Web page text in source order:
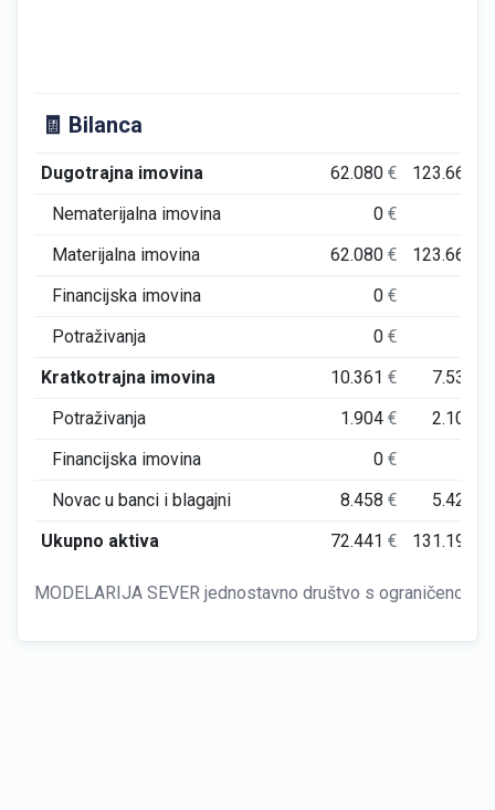
🧾 Bilanca
Dugotrajna imovina 62.080€ 123.660
Nematerijalna imovina
0€
Materijalna imovina
62.080€ 123.660
Financijska imovina
0€
Potraživanja
0€
Kratkotrajna imovina
10.361€ 7.532
Potraživanja
1.904€ 2.109
Financijska imovina
0€
Novac u banci i blagajni
8.458€ 5.423
Ukupno aktiva
72.441€ 131.191
MODELARIJA SEVER jednostavno društvo s ograničenom